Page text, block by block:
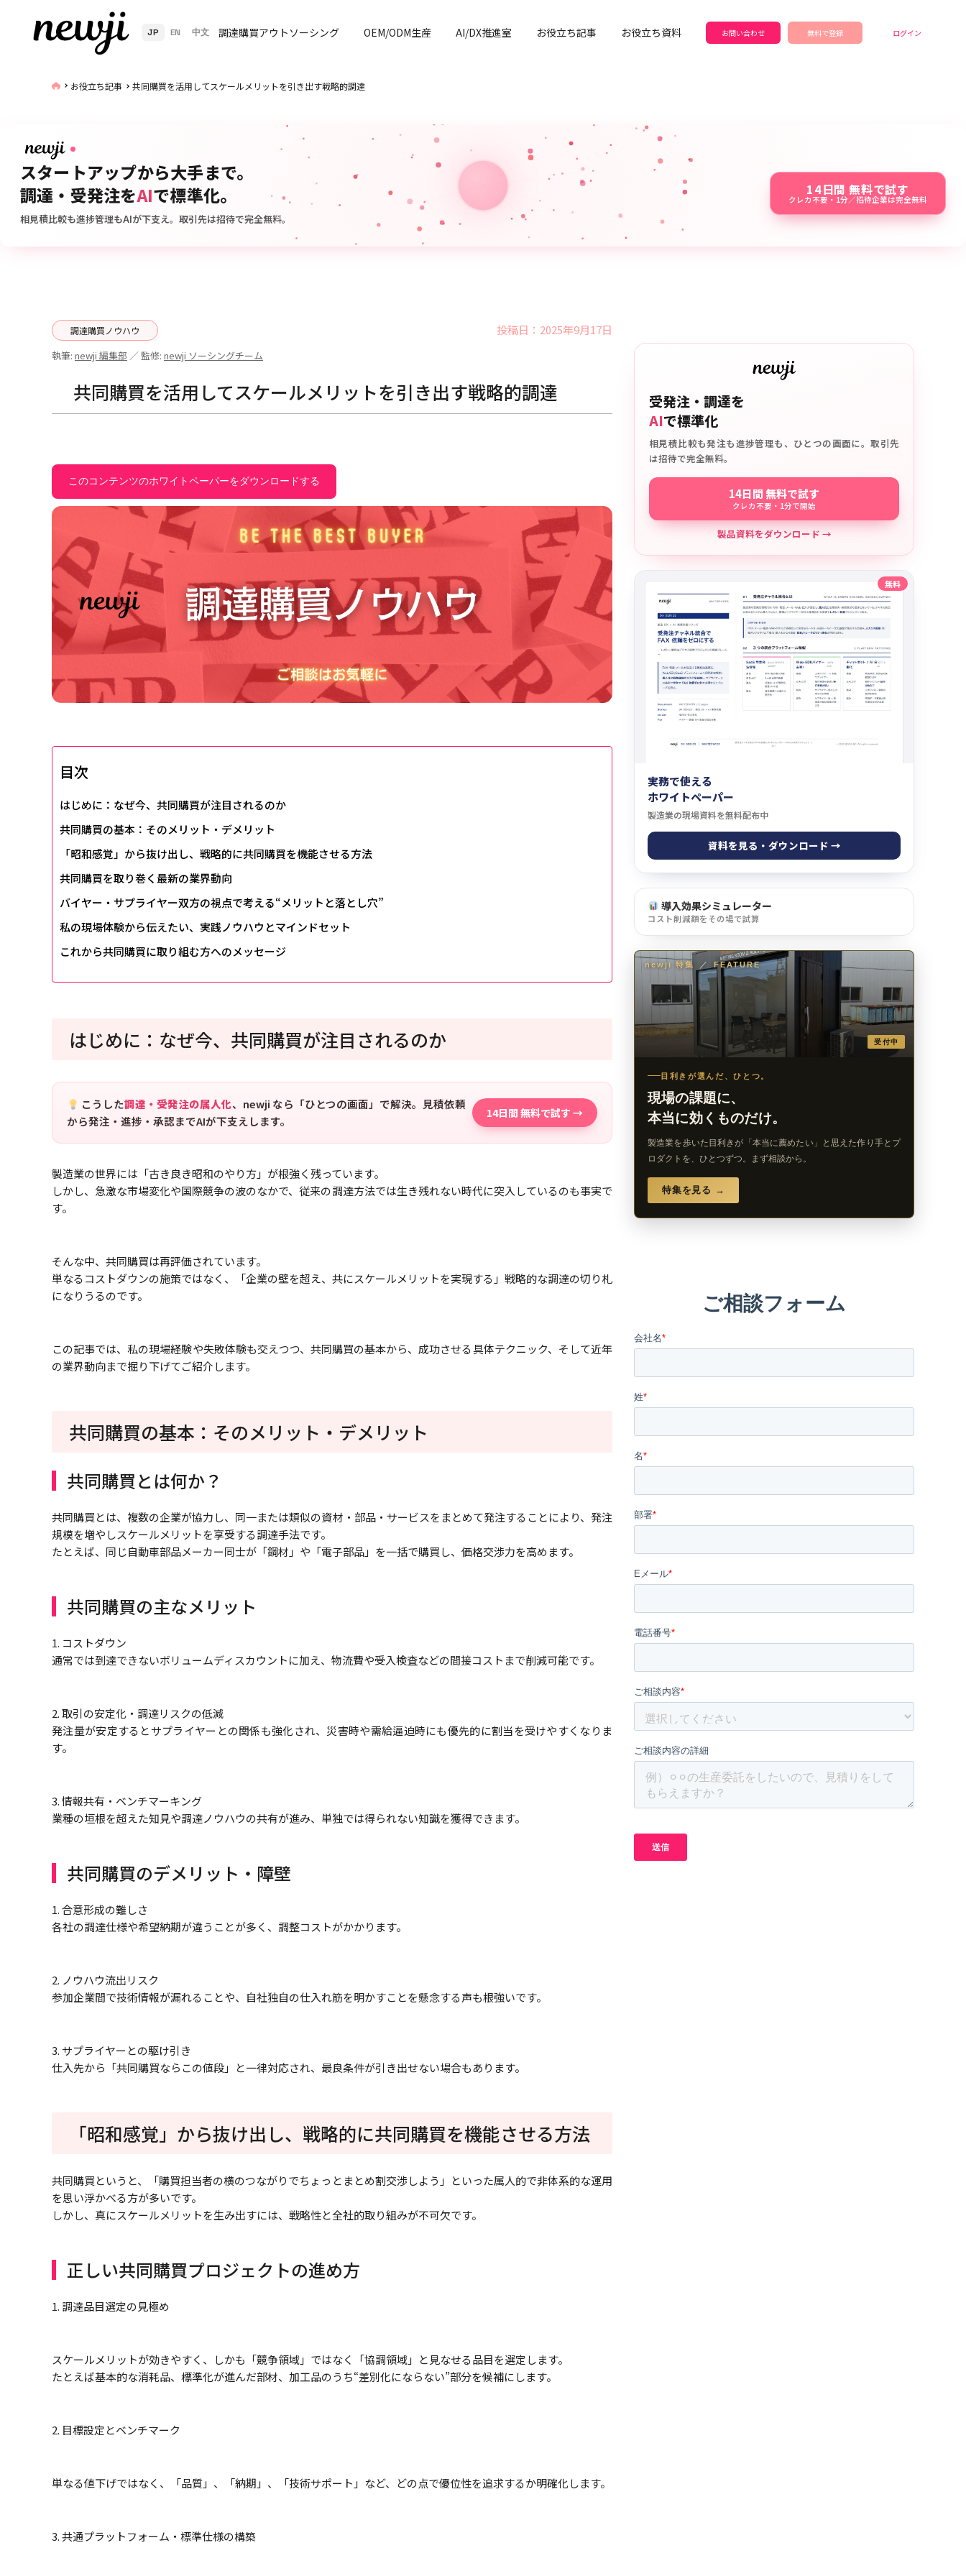
JP EN 中文 調達購買アウトソーシング OEM/ODM生産 AI/DX推進室 お役立ち記事 お役立ち資料 お問い合わせ 無料で登録 ログイン
お役立ち記事 共同購買を活用してスケールメリットを引き出す戦略的調達
スタートアップから大手まで。
調達・受発注をAIで標準化。
相見積比較も進捗管理もAIが下支え。取引先は招待で完全無料。
14日間 無料で試す
クレカ不要・1分／招待企業は完全無料
調達購買ノウハウ 投稿日：2025年9月17日
執筆: newji 編集部 ／ 監修: newji ソーシングチーム
共同購買を活用してスケールメリットを引き出す戦略的調達
このコンテンツのホワイトペーパーをダウンロードする
目次
はじめに：なぜ今、共同購買が注目されるのか
共同購買の基本：そのメリット・デメリット
「昭和感覚」から抜け出し、戦略的に共同購買を機能させる方法
共同購買を取り巻く最新の業界動向
バイヤー・サプライヤー双方の視点で考える“メリットと落とし穴”
私の現場体験から伝えたい、実践ノウハウとマインドセット
これから共同購買に取り組む方へのメッセージ
はじめに：なぜ今、共同購買が注目されるのか
こうした調達・受発注の属人化、newji なら「ひとつの画面」で解決。見積依頼
から発注・進捗・承認までAIが下支えします。
14日間 無料で試す →
製造業の世界には「古き良き昭和のやり方」が根強く残っています。
しかし、急激な市場変化や国際競争の波のなかで、従来の調達方法では生き残れない時代に突入しているのも事実で
す。
そんな中、共同購買は再評価されています。
単なるコストダウンの施策ではなく、「企業の壁を超え、共にスケールメリットを実現する」戦略的な調達の切り札
になりうるのです。
この記事では、私の現場経験や失敗体験も交えつつ、共同購買の基本から、成功させる具体テクニック、そして近年
の業界動向まで掘り下げてご紹介します。
共同購買の基本：そのメリット・デメリット
共同購買とは何か？
共同購買とは、複数の企業が協力し、同一または類似の資材・部品・サービスをまとめて発注することにより、発注
規模を増やしスケールメリットを享受する調達手法です。
たとえば、同じ自動車部品メーカー同士が「鋼材」や「電子部品」を一括で購買し、価格交渉力を高めます。
共同購買の主なメリット
1. コストダウン
通常では到達できないボリュームディスカウントに加え、物流費や受入検査などの間接コストまで削減可能です。
2. 取引の安定化・調達リスクの低減
発注量が安定するとサプライヤーとの関係も強化され、災害時や需給逼迫時にも優先的に割当を受けやすくなりま
す。
3. 情報共有・ベンチマーキング
業種の垣根を超えた知見や調達ノウハウの共有が進み、単独では得られない知識を獲得できます。
共同購買のデメリット・障壁
1. 合意形成の難しさ
各社の調達仕様や希望納期が違うことが多く、調整コストがかかります。
2. ノウハウ流出リスク
参加企業間で技術情報が漏れることや、自社独自の仕入れ筋を明かすことを懸念する声も根強いです。
3. サプライヤーとの駆け引き
仕入先から「共同購買ならこの値段」と一律対応され、最良条件が引き出せない場合もあります。
「昭和感覚」から抜け出し、戦略的に共同購買を機能させる方法
共同購買というと、「購買担当者の横のつながりでちょっとまとめ割交渉しよう」といった属人的で非体系的な運用
を思い浮かべる方が多いです。
しかし、真にスケールメリットを生み出すには、戦略性と全社的取り組みが不可欠です。
正しい共同購買プロジェクトの進め方
1. 調達品目選定の見極め
スケールメリットが効きやすく、しかも「競争領域」ではなく「協調領域」と見なせる品目を選定します。
たとえば基本的な消耗品、標準化が進んだ部材、加工品のうち“差別化にならない”部分を候補にします。
2. 目標設定とベンチマーク
単なる値下げではなく、「品質」、「納期」、「技術サポート」など、どの点で優位性を追求するか明確化します。
3. 共通プラットフォーム・標準仕様の構築
受発注・調達を
AIで標準化
相見積比較も発注も進捗管理も、ひとつの画面に。取引先
は招待で完全無料。
14日間 無料で試す
クレカ不要・1分で開始
製品資料をダウンロード →
無料
実務で使える
ホワイトペーパー
製造業の現場資料を無料配布中
資料を見る・ダウンロード →
導入効果シミュレーター
コスト削減額をその場で試算
newji 特集 ／ FEATURE
受付中
目利きが選んだ、ひとつ。
現場の課題に、
本当に効くものだけ。
製造業を歩いた目利きが「本当に薦めたい」と思えた作り手とプ
ロダクトを、ひとつずつ。まず相談から。
特集を見る →